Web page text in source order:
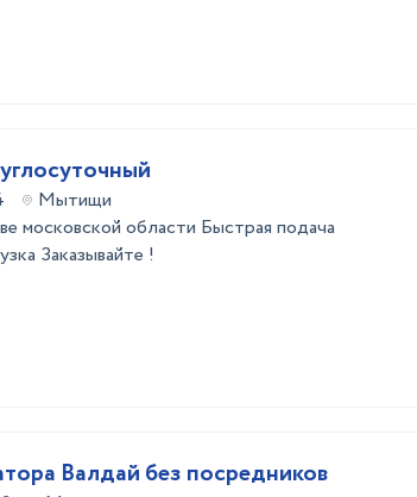
Мытищи
московской области Быстрая подача
Заказывайте !
Валдай без посредников